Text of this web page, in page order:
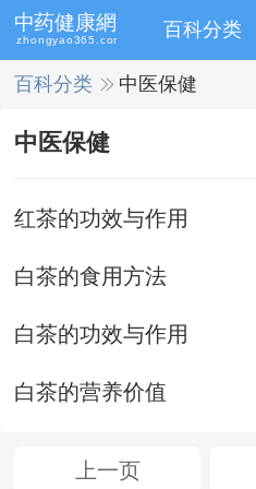
百科分类
百科分类 >>中医保健
中医保健
红茶的功效与作用
白茶的食用方法
白茶的功效与作用
白茶的营养价值
上一页